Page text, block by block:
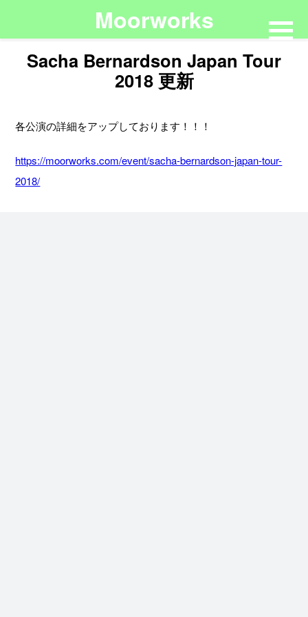
Moorworks
Sacha Bernardson Japan Tour
2018 更新
各公演の詳細をアップしております！！！
https://moorworks.com/event/sacha-bernardson-japan-tour-
2018/